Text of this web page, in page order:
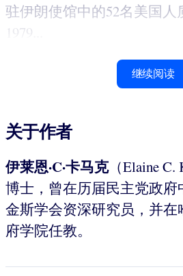
驻伊朗使馆中的52名美国人
1979...
继续阅读
关于作者
伊莱恩·C·卡马克（Elaine C.
博士，曾在历届民主党政
金斯学会资深研究员，并
府学院任教。